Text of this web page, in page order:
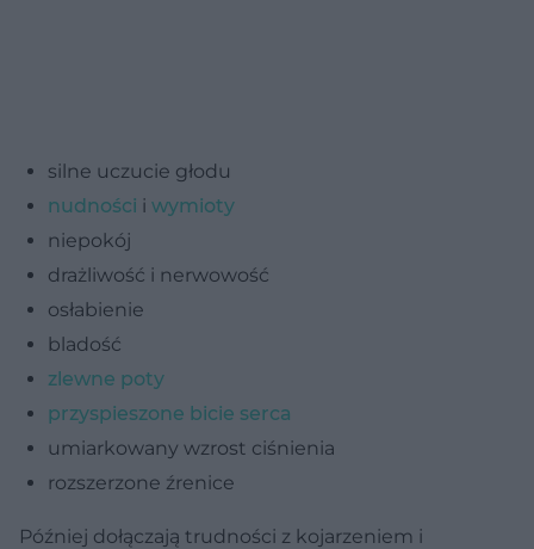
silne uczucie głodu
nudności i wymioty
niepokój
drażliwość i nerwowość
osłabienie
bladość
zlewne poty
przyspieszone bicie serca
umiarkowany wzrost ciśnienia
rozszerzone źrenice
Później dołączają trudności z kojarzeniem i